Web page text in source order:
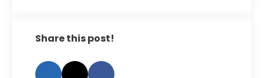
Share this post!